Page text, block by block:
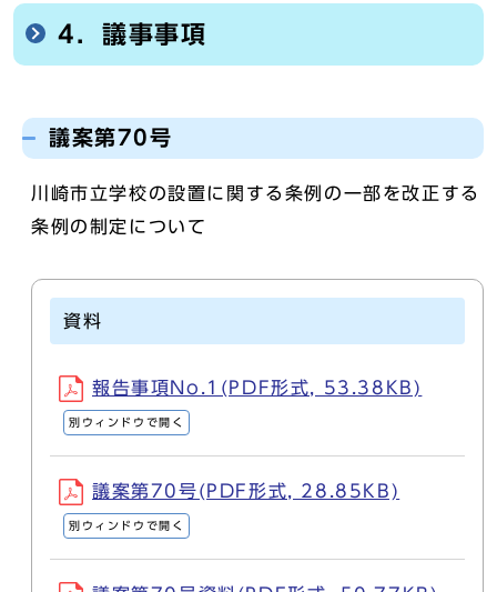
4．議事事項
議案第70号
川崎市立学校の設置に関する条例の一部を改正する
条例の制定について
資料
報告事項No.1(PDF形式, 53.38KB)
別ウィンドウで開く
議案第70号(PDF形式, 28.85KB)
別ウィンドウで開く